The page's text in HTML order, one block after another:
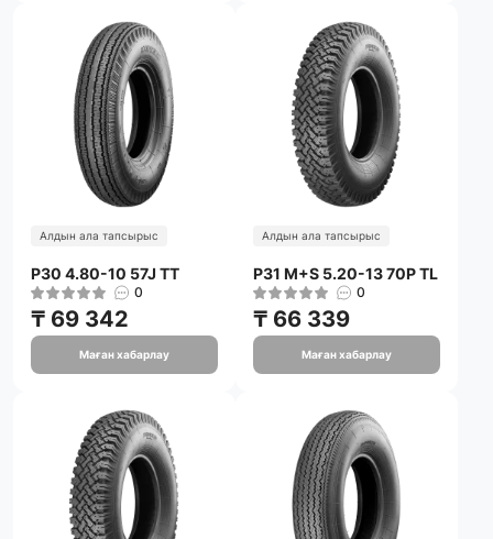
Алдын ала тапсырыс
P30 4.80-10 57J TT
0
₸ 69 342
Маған хабарлау
Алдын ала тапсырыс
P31 M+S 5.20-13 70P TL
0
₸ 66 339
Маған хабарлау